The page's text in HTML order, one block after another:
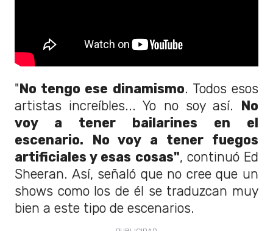
"No tengo ese dinamismo. Todos esos
artistas increíbles... Yo no soy así. No
voy a tener bailarines en el
escenario. No voy a tener fuegos
artificiales y esas cosas", continuó Ed
Sheeran. Así, señaló que no cree que un
shows como los de él se traduzcan muy
bien a este tipo de escenarios.